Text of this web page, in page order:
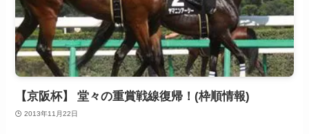
【京阪杯】 堂々の重賞戦線復帰！(枠順情報)
2013年11月22日